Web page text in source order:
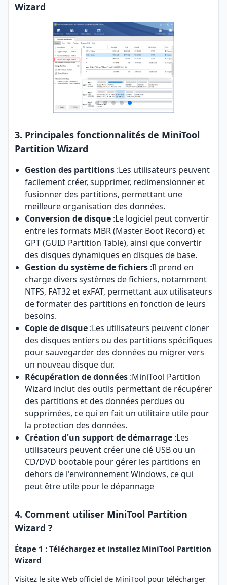
Wizard
3. Principales fonctionnalités de MiniTool
Partition Wizard
Gestion des partitions :Les utilisateurs peuvent
facilement créer, supprimer, redimensionner et
fusionner des partitions, permettant une
meilleure organisation des données.
Conversion de disque :Le logiciel peut convertir
entre les formats MBR (Master Boot Record) et
GPT (GUID Partition Table), ainsi que convertir
des disques dynamiques en disques de base.
Gestion du système de fichiers :Il prend en
charge divers systèmes de fichiers, notamment
NTFS, FAT32 et exFAT, permettant aux utilisateurs
de formater des partitions en fonction de leurs
besoins.
Copie de disque :Les utilisateurs peuvent cloner
des disques entiers ou des partitions spécifiques
pour sauvegarder des données ou migrer vers
un nouveau disque dur.
Récupération de données :MiniTool Partition
Wizard inclut des outils permettant de récupérer
des partitions et des données perdues ou
supprimées, ce qui en fait un utilitaire utile pour
la protection des données.
Création d'un support de démarrage :Les
utilisateurs peuvent créer une clé USB ou un
CD/DVD bootable pour gérer les partitions en
dehors de l'environnement Windows, ce qui
peut être utile pour le dépannage
4. Comment utiliser MiniTool Partition
Wizard ?
Étape 1 : Téléchargez et installez MiniTool Partition
Wizard
Visitez le site Web officiel de MiniTool pour télécharger